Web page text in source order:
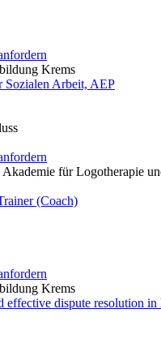
Krems
Sozialen Arbeit, AEP
für Logotherapie
(Coach)
Krems
effective dispute resolution in